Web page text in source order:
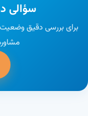
سؤالی
برای بررسی دقیق